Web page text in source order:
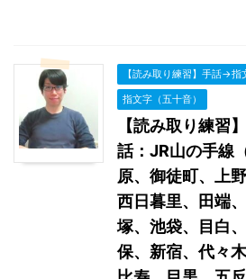
【読み取り練習】手話→
指文字（五十音）
【読み取り練
話：JR山の手線
原、御徒町、上
西日暮里、田端
塚、池袋、目白
保、新宿、代々